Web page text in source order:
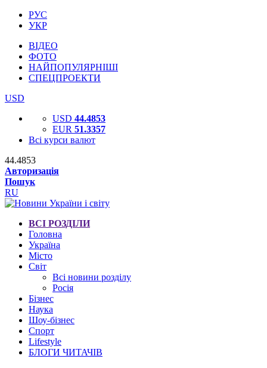
РУС
УКР
ВІДЕО
ФОТО
НАЙПОПУЛЯРНІШІ
СПЕЦПРОЕКТИ
USD
USD 44.4853
EUR 51.3357
Всі курси валют
44.4853
Авторизація
Пошук
RU
ВСІ РОЗДІЛИ
Головна
Україна
Місто
Світ
Всі новини розділу
Росія
Бізнес
Наука
Шоу-бізнес
Спорт
Lifestyle
БЛОГИ ЧИТАЧІВ